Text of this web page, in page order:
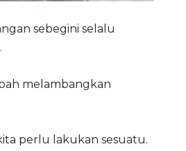
sebegini selalu
melambangkan
perlu lakukan sesuatu.